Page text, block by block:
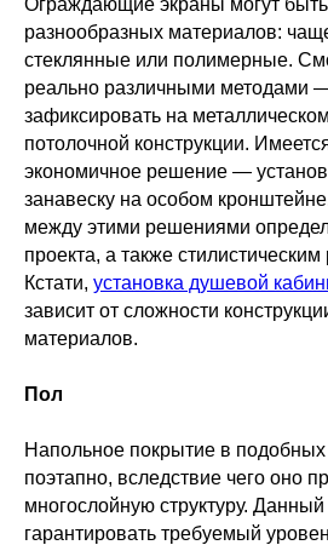
разнообразных материалов:
стеклянные или полимерные.
реально различными методами
зафиксировать на
потолочной конструкции.
экономичное решение —
занавеску на особом
между этими решениями
проекта, а также
Кстати, установка душевой
зависит от сложности
материалов.
Пол
Напольное покрытие в
поэтапно, вследствие чего оно
многослойную структуру.
гарантировать требуемый